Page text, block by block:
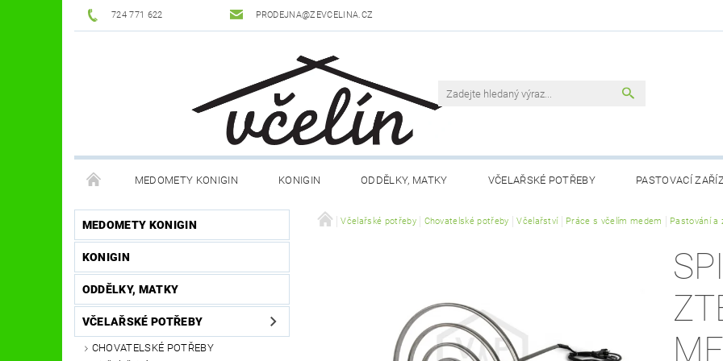
724 771 622 PRODEJNA@ZEVCELINA.CZ
MEDOMETY KONIGIN KONIGIN ODDĚLKY, MATKY VČELAŘSKÉ POTŘEBY PASTOVACÍ
POTŘEBY K ÚLŮM OCHRANNÉ POMŮCKY VČELAŘSKÁ LITERATURA VČELÍ PRODUKTY MEDY
DŮM A ZAHRADA CHOV MATEK
OSTATNÍ POMŮCKY NOVINKY KONTAKTY
MEDOMETY KONIGIN
KONIGIN
ODDĚLKY, MATKY
VČELAŘSKÉ POTŘEBY
CHOVATELSKÉ POTŘEBY
Včelařské potřeby Chovatelské potřeby Včelařství Práce s včelím medem Pastování a